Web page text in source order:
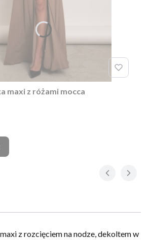
maxi z różami mocca
z rozcięciem na nodze, dekoltem w